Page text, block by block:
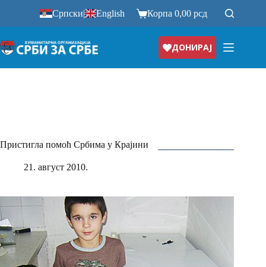
Српски| English Корпа0,00рсд
ДОНИРАЈ
Пристигла помоћ Србима у Крајини
21. август 2010.